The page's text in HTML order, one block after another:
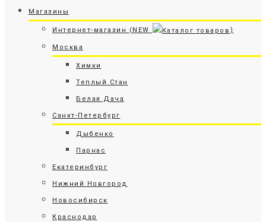
Магазины
Интернет-магазин (NEW )
Москва
Химки
Теплый Стан
Белая Дача
Санкт-Петербург
Дыбенко
Парнас
Екатеринбург
Нижний Новгород
Новосибирск
Краснодар